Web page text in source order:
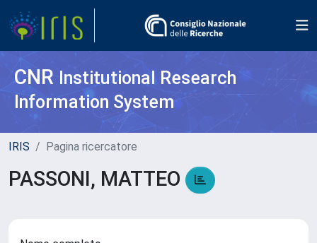
CNR Institutional Research
Information System
IRIS Pagina ricercatore
PASSONI, MATTEO